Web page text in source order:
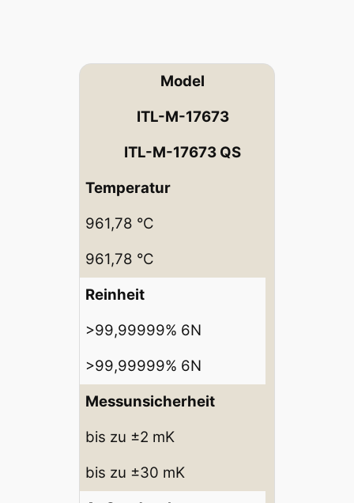
Model
ITL-M-17673
ITL-M-17673 QS
Temperatur
961,78 °C
961,78 °C
Reinheit
>99,99999% 6N
>99,99999% 6N
Messunsicherheit
bis zu ±2 mK
bis zu ±30 mK